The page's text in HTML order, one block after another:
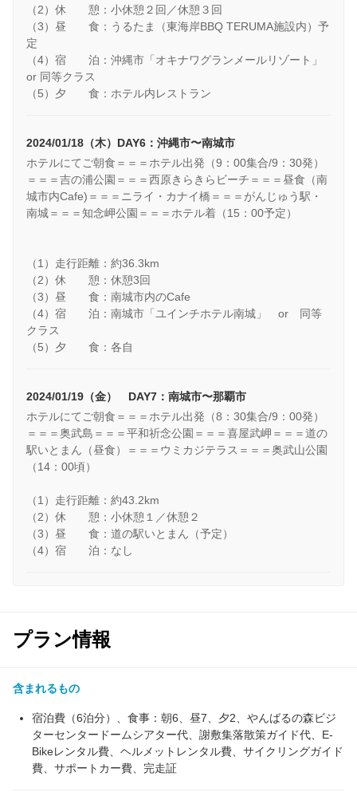
（2）休 憩：小休憩２回／休憩３回
（3）昼 食：うるたま（東海岸BBQ TERUMA施設内）予
定
（4）宿 泊：沖縄市「オキナワグランメールリゾート」
or 同等クラス
（5）夕 食：ホテル内レストラン
2024/01/18（木）DAY6：沖縄市〜南城市
ホテルにてご朝食＝＝＝ホテル出発（9：00集合/9：30発）
＝＝＝吉の浦公園＝＝＝西原きらきらビーチ＝＝＝昼食（南
城市内Cafe)＝＝＝ニライ・カナイ橋＝＝＝がんじゅう駅・
南城＝＝＝知念岬公園＝＝＝ホテル着（15：00予定）
（1）走行距離：約36.3km
（2）休 憩：休憩3回
（3）昼 食：南城市内のCafe
（4）宿 泊：南城市「ユインチホテル南城」 or 同等
クラス
（5）夕 食：各自
2024/01/19（金） DAY7：南城市〜那覇市
ホテルにてご朝食＝＝＝ホテル出発（8：30集合/9：00発）
＝＝＝奥武島＝＝＝平和祈念公園＝＝＝喜屋武岬＝＝＝道の
駅いとまん（昼食）＝＝＝ウミカジテラス＝＝＝奥武山公園
（14：00頃）
（1）走行距離：約43.2km
（2）休 憩：小休憩１／休憩２
（3）昼 食：道の駅いとまん（予定）
（4）宿 泊：なし
プラン情報
含まれるもの
宿泊費（6泊分）、食事：朝6、昼7、夕2、やんばるの森ビジ
ターセンタードームシアター代、謝敷集落散策ガイド代、E-
Bikeレンタル費、ヘルメットレンタル費、サイクリングガイド
費、サポートカー費、完走証